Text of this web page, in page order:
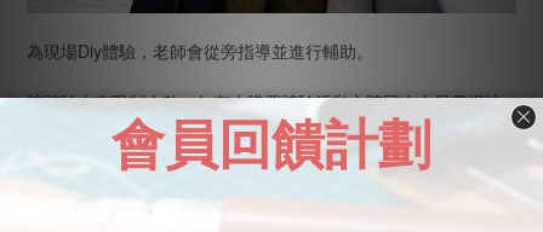
為現場Diy體驗，老師會從旁指導並進行輔助。
該體驗未有限制人數，如有未購買體驗活動之陪同人士只需場地
費一百即可，非常適合情侶週末休閒娛樂喔。
下單之時間為營業時間，時間內前往皆可。